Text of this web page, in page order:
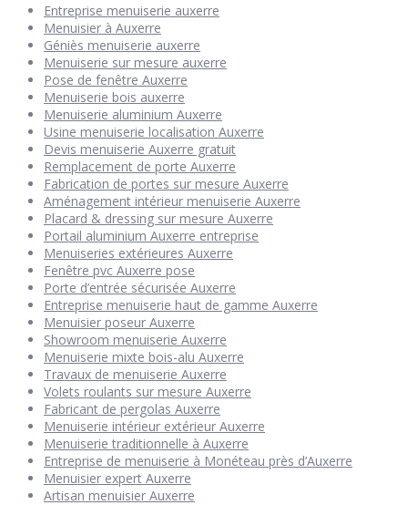
Entreprise menuiserie auxerre
Menuisier à Auxerre
Géniès menuiserie auxerre
Menuiserie sur mesure auxerre
Pose de fenêtre Auxerre
Menuiserie bois auxerre
Menuiserie aluminium Auxerre
Usine menuiserie localisation Auxerre
Devis menuiserie Auxerre gratuit
Remplacement de porte Auxerre
Fabrication de portes sur mesure Auxerre
Aménagement intérieur menuiserie Auxerre
Placard & dressing sur mesure Auxerre
Portail aluminium Auxerre entreprise
Menuiseries extérieures Auxerre
Fenêtre pvc Auxerre pose
Porte d’entrée sécurisée Auxerre
Entreprise menuiserie haut de gamme Auxerre
Menuisier poseur Auxerre
Showroom menuiserie Auxerre
Menuiserie mixte bois-alu Auxerre
Travaux de menuiserie Auxerre
Volets roulants sur mesure Auxerre
Fabricant de pergolas Auxerre
Menuiserie intérieur extérieur Auxerre
Menuiserie traditionnelle à Auxerre
Entreprise de menuiserie à Monéteau près d’Auxerre
Menuisier expert Auxerre
Artisan menuisier Auxerre